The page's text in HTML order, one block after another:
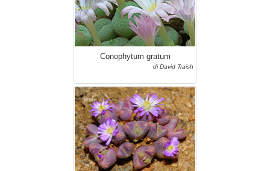
Conophytum gratum
di David Traish